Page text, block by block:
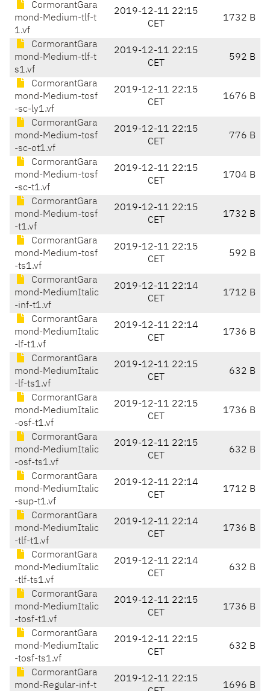
CormorantGara
mond-Medium-tlf-t
1.vf
2019-12-11 22:15
CET
1732 B
CormorantGara
mond-Medium-tlf-t
s1.vf
2019-12-11 22:15
CET
592 B
CormorantGara
mond-Medium-tosf
-sc-ly1.vf
2019-12-11 22:15
CET
1676 B
CormorantGara
mond-Medium-tosf
-sc-ot1.vf
2019-12-11 22:15
CET
776 B
CormorantGara
mond-Medium-tosf
-sc-t1.vf
2019-12-11 22:15
CET
1704 B
CormorantGara
mond-Medium-tosf
-t1.vf
2019-12-11 22:15
CET
1732 B
CormorantGara
mond-Medium-tosf
-ts1.vf
2019-12-11 22:15
CET
592 B
CormorantGara
mond-MediumItalic
-inf-t1.vf
2019-12-11 22:14
CET
1712 B
CormorantGara
mond-MediumItalic
-lf-t1.vf
2019-12-11 22:14
CET
1736 B
CormorantGara
mond-MediumItalic
-lf-ts1.vf
2019-12-11 22:15
CET
632 B
CormorantGara
mond-MediumItalic
-osf-t1.vf
2019-12-11 22:15
CET
1736 B
CormorantGara
mond-MediumItalic
-osf-ts1.vf
2019-12-11 22:15
CET
632 B
CormorantGara
mond-MediumItalic
-sup-t1.vf
2019-12-11 22:14
CET
1712 B
CormorantGara
mond-MediumItalic
-tlf-t1.vf
2019-12-11 22:14
CET
1736 B
CormorantGara
mond-MediumItalic
-tlf-ts1.vf
2019-12-11 22:14
CET
632 B
CormorantGara
mond-MediumItalic
-tosf-t1.vf
2019-12-11 22:15
CET
1736 B
CormorantGara
mond-MediumItalic
-tosf-ts1.vf
2019-12-11 22:15
CET
632 B
CormorantGara
mond-Regular-inf-t
2019-12-11 22:15
1696 B